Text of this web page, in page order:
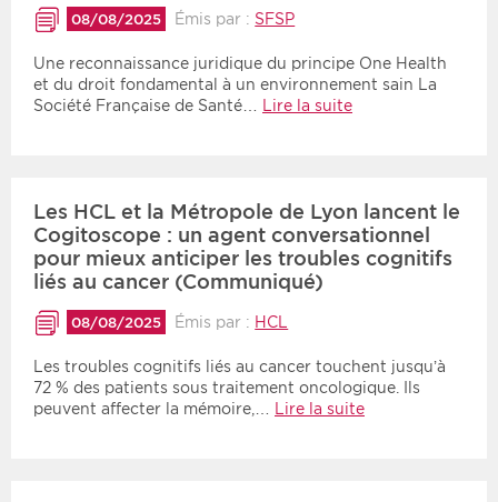
08/08/2025 Émis par : SFSP
Une reconnaissance juridique du principe One Health
et du droit fondamental à un environnement sain La
Société Française de Santé…
Lire la suite
Les HCL et la Métropole de Lyon lancent le
Cogitoscope : un agent conversationnel
pour mieux anticiper les troubles cognitifs
liés au cancer (Communiqué)
08/08/2025 Émis par : HCL
Les troubles cognitifs liés au cancer touchent jusqu’à
72 % des patients sous traitement oncologique. Ils
peuvent affecter la mémoire,… Lire la suite